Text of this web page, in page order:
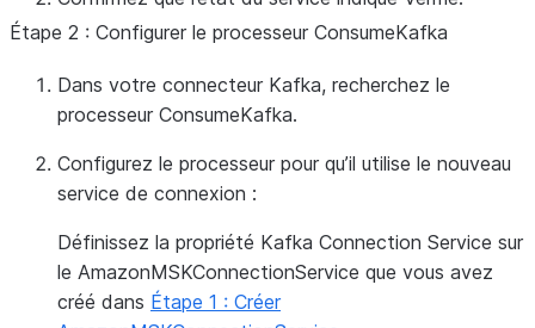
Étape 2 : Configurer le processeur ConsumeKafka
Dans votre connecteur Kafka, recherchez le
processeur ConsumeKafka.
Configurez le processeur pour qu’il utilise le nouveau
service de connexion :
Définissez la propriété Kafka Connection Service sur
le AmazonMSKConnectionService que vous avez
créé dans Étape 1 : Créer